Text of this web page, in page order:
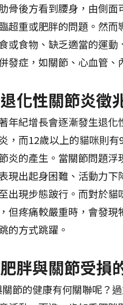
骨後方看到腰身，由側
超重或肥胖的問題。然
或食物、缺乏適當的運
發症，如關節、心血管、
化性關節炎徵
年紀增長會逐漸發生退
，而12歲以上的貓咪則
炎的產生。當關節問題
現出起身困難、活動力
出現步態跛行。而對於
但疼痛較嚴重時，會發
的方式跳躍。
胖與關節受損
節的健康有何關聯呢？